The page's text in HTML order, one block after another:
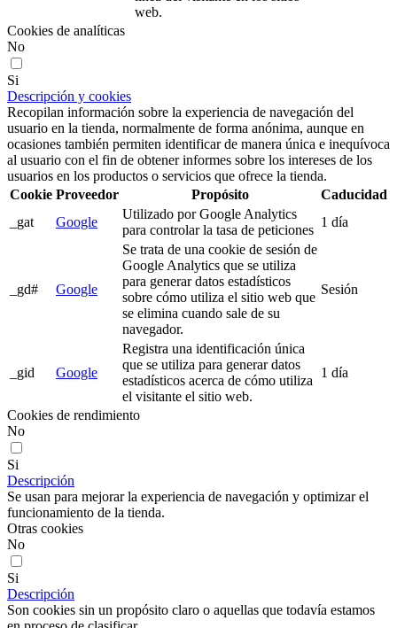
web.
Cookies de analíticas
No
Si
Descripción y cookies
Recopilan información sobre la experiencia de navegación del
usuario en la tienda, normalmente de forma anónima, aunque en
ocasiones también permiten identificar de manera única e inequívoca
al usuario con el fin de obtener informes sobre los intereses de los
usuarios en los productos o servicios que ofrece la tienda.
Cookie Proveedor Propósito
Caducidad
_gat
Google
Utilizado por Google Analytics
para controlar la tasa de peticiones
1 día
_gd# Google
Se trata de una cookie de sesión de
Google Analytics que se utiliza
para generar datos estadísticos
sobre cómo utiliza el sitio web que
se elimina cuando sale de su
navegador.
Sesión
_gid Google
Registra una identificación única
que se utiliza para generar datos
estadísticos acerca de cómo utiliza
el visitante el sitio web.
1 día
Cookies de rendimiento
No
Si
Descripción
Se usan para mejorar la experiencia de navegación y optimizar el
funcionamiento de la tienda.
Otras cookies
No
Si
Descripción
Son cookies sin un propósito claro o aquellas que todavía estamos